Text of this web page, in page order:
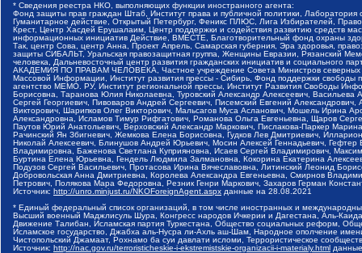
* Сведения реестра НКО, выполняющих функции иностранного агента:
Фонд защиты прав граждан Штаб, Институт права и публичной политики,
Гуманитарное действие, Открытый Петербург, Феникс ПЛЮС, Лига Избирателей,
Крест, Центр Хасдей Ерушалаим, Центр поддержки и содействия развитию средств
информационных инициатив Действие, ВМЕСТЕ, Благотворительный фонд охраны
Так, центр Сова, центр Анна, Проект Апрель, Самарская губерния, Эра здоровья,
защиты СИБАЛЬТ, Уральская правозащитная группа, Женщины Евразии, Рязанский
человека, Дальневосточный центр развития гражданских инициатив и социального
АКАДЕМИЯ ПО ПРАВАМ ЧЕЛОВЕКА, Частное учреждение Совета Министров северных
Массовой Информации, Институт развития прессы - Сибирь, Фонд поддержки
агентство МЕМО. РУ, Институт региональной прессы, Институт Развития Свободы
Борисовна, Таранова Юлия Николаевна, Туровский Александр Алексеевич,
Сергей Георгиевич, Пивоваров Андрей Сергеевич, Писемский Евгений
Викторович, Шарипков Олег Викторович, Мальсагов Муса Асланович, Мошель Ирина
Александровна, Исламов Тимур Рифгатович, Романова Ольга Евгеньевна, Щаров
Паутов Юрий Анатольевич, Верховский Александр Маркович, Пислакова-Паркер
Рачинский Ян Збигневич, Жемкова Елена Борисовна, Гудков Лев Дмитриевич,
Николай Алексеевич, Блинушов Андрей Юрьевич, Мосин Алексей Геннадьевич,
Владимировна, Баженова Светлана Куприяновна, Исаев Сергей Владимирович,
Буртина Елена Юрьевна, Гендель Людмила Залмановна, Кокорина Екатерина
Подузов Сергей Васильевич, Протасова Ирина Вячеславовна, Литинский Леонид
Добровольская Анна Дмитриевна, Королева Александра Евгеньевна, Смирнов
Петрович, Полякова Мара Федоровна, Резник Генри Маркович, Захаров Герман
Источник: http://unro.minjust.ru/NKOForeignAgent.aspx данные на 28.08.2021
* Единый федеральный список организаций, в том числе иностранных и
Высший военный Маджлисуль Шура, Конгресс народов Ичкерии и Дагестана, Аль-
Движение Талибан, Исламская партия Туркестана, Общество социальных реформ,
Исламское государство, Джабха аль-Нусра ли-Ахль аш-Шам, Народное ополчение
Чистопольский Джамаат, Рохнамо ба суи давлати исломи, Террористическое
Источник: http://nac.gov.ru/terroristicheskie-i-ekstremistskie-organizacii-i-materialy.html